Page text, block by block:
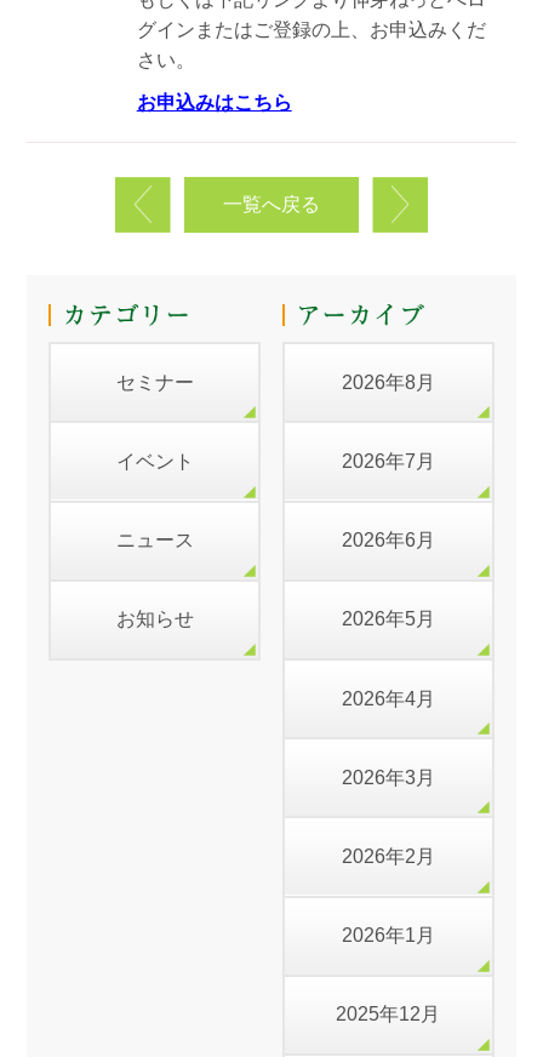
グインまたはご登録の上、お申込みくだ
さい。
お申込みはこちら
一覧へ戻る
セミナー
イベント
ニュース
お知らせ
2026年8月
2026年7月
2026年6月
2026年5月
2026年4月
2026年3月
2026年2月
2026年1月
2025年12月